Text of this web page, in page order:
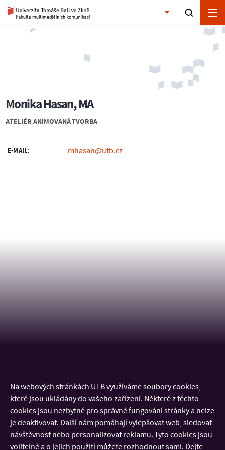
Monika Hasan, MA
ATELIÉR ANIMOVANÁ TVORBA
E-MAIL: mhasan@utb.cz
KONTAKT
DŮLEŽITÉ INFORMACE
Na webových stránkách UTB využíváme soubory cookies,
které jsou ukládány do vašeho zařízení. Některé z těchto
cookies jsou nezbytné pro správné fungování stránky a nelze
je deaktivovat. Další nám pomáhají vylepšovat web, sledovat
návštěvnost nebo personalizovat reklamu. Tyto cookies jsou
volitelné a o jejich použití můžete rozhodnout sami. Dejte